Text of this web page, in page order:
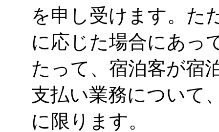
を申し受けます。た
に応じた場合にあっ
たって、宿泊客が宿
支払い業務について
に限ります。